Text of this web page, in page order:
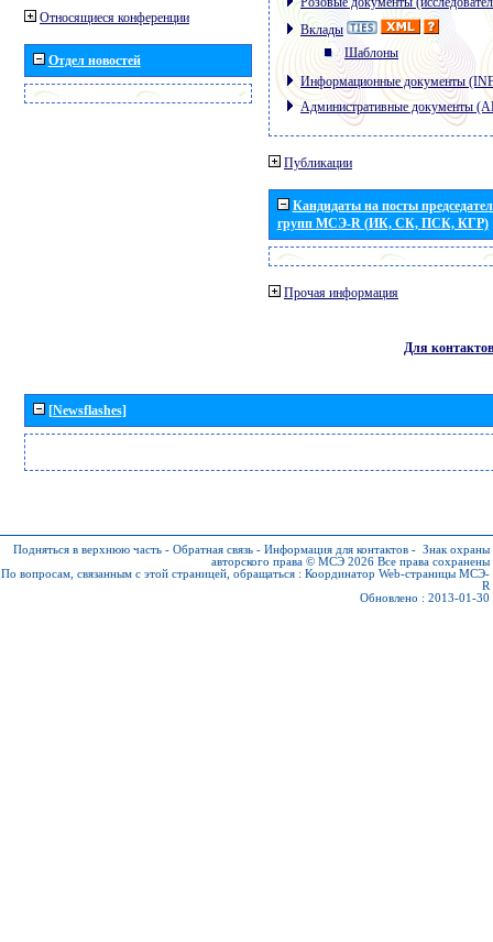
Относящиеся конференции
Отдел новостей
Вклады
Шаблоны
Информационные документы
Административные документы
Публикации
Кандидаты на посты
групп МСЭ-R (ИК, СК, ПСК, КГР)
Прочая информация
Для контактов
[Newsflashes]
Подняться в верхнюю часть - Обратная связь - Информация для контактов - Знак охраны
авторского права © МСЭ 2026 Все права сохранены
По вопросам, связанным с этой страницей, обращаться : Координатор Web-страницы МСЭ-
R
Обновлено : 2013-01-30